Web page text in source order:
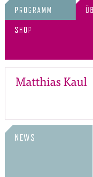
PROGRAMM
SHOP
Matthias Kaul
NEWS